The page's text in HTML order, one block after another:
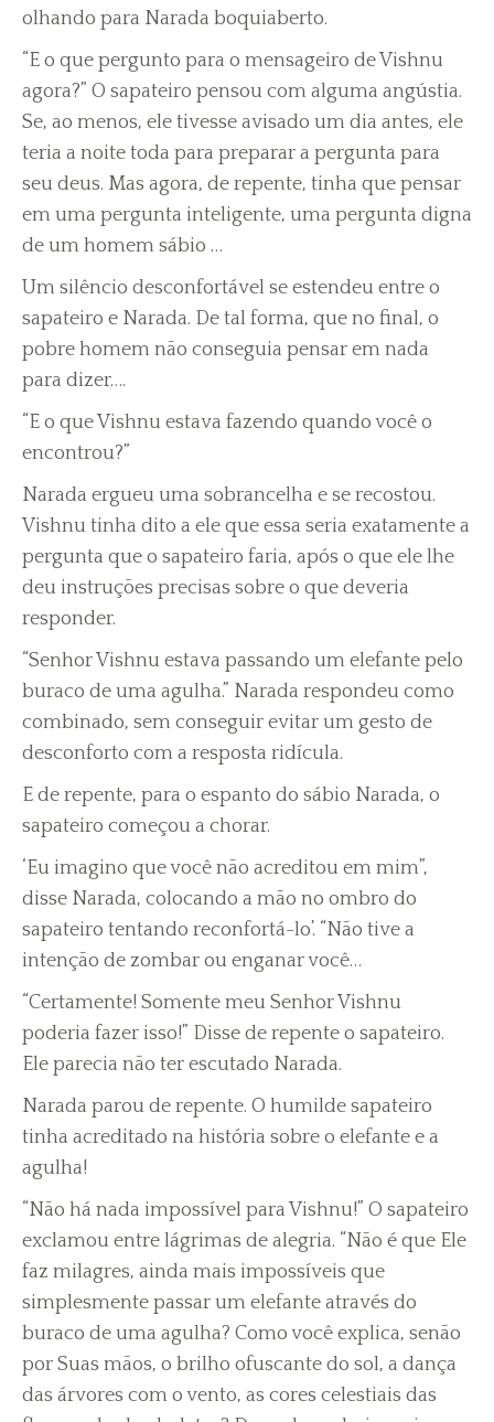
olhando para Narada boquiaberto.
“E o que pergunto para o mensageiro de Vishnu
agora?” O sapateiro pensou com alguma angústia.
Se, ao menos, ele tivesse avisado um dia antes, ele
teria a noite toda para preparar a pergunta para
seu deus. Mas agora, de repente, tinha que pensar
em uma pergunta inteligente, uma pergunta digna
de um homem sábio …
Um silêncio desconfortável se estendeu entre o
sapateiro e Narada. De tal forma, que no final, o
pobre homem não conseguia pensar em nada
para dizer….
“E o que Vishnu estava fazendo quando você o
encontrou?”
Narada ergueu uma sobrancelha e se recostou.
Vishnu tinha dito a ele que essa seria exatamente a
pergunta que o sapateiro faria, após o que ele lhe
deu instruções precisas sobre o que deveria
responder.
“Senhor Vishnu estava passando um elefante pelo
buraco de uma agulha.” Narada respondeu como
combinado, sem conseguir evitar um gesto de
desconforto com a resposta ridícula.
E de repente, para o espanto do sábio Narada, o
sapateiro começou a chorar.
‘Eu imagino que você não acreditou em mim”,
disse Narada, colocando a mão no ombro do
sapateiro tentando reconfortá-lo’. “Não tive a
intenção de zombar ou enganar você…
“Certamente! Somente meu Senhor Vishnu
poderia fazer isso!” Disse de repente o sapateiro.
Ele parecia não ter escutado Narada.
Narada parou de repente. O humilde sapateiro
tinha acreditado na história sobre o elefante e a
agulha!
“Não há nada impossível para Vishnu!” O sapateiro
exclamou entre lágrimas de alegria. “Não é que Ele
faz milagres, ainda mais impossíveis que
simplesmente passar um elefante através do
buraco de uma agulha? Como você explica, senão
por Suas mãos, o brilho ofuscante do sol, a dança
das árvores com o vento, as cores celestiais das